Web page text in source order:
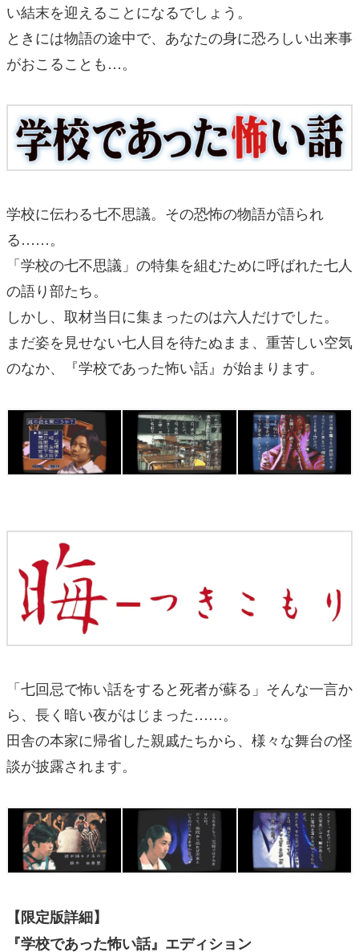
い結末を迎えることになるでしょう。
ときには物語の途中で、あなたの身に恐ろしい出来事
がおこることも…。
学校に伝わる七不思議。その恐怖の物語が語られ
る……。
「学校の七不思議」の特集を組むために呼ばれた七人
の語り部たち。
しかし、取材当日に集まったのは六人だけでした。
まだ姿を見せない七人目を待たぬまま、重苦しい空気
のなか、『学校であった怖い話』が始まります。
「七回忌で怖い話をすると死者が蘇る」そんな一言か
ら、長く暗い夜がはじまった……。
田舎の本家に帰省した親戚たちから、様々な舞台の怪
談が披露されます。
【限定版詳細】
『学校であった怖い話』エディション